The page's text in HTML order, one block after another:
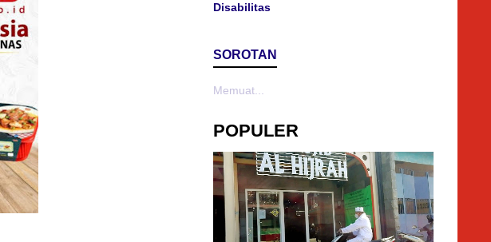
Disabilitas
SOROTAN
Memuat...
POPULER